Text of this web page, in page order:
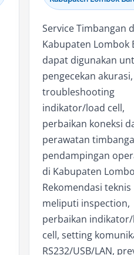
Service Timbangan
Kabupaten Lombok
dapat digunakan
pengecekan akurasi,
troubleshooting
indikator/load cell,
perbaikan koneksi
perawatan
pendampingan
di Kabupaten
Rekomendasi teknis
meliputi inspection,
perbaikan
cell, setting
RS232/USB/LAN,